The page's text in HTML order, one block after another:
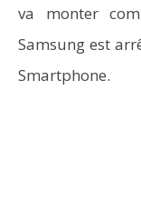
arrêté »
va monter
Samsung est
Smartphone.